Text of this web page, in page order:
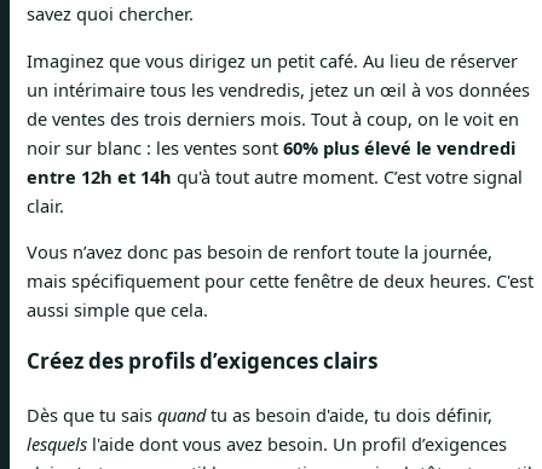
savez quoi chercher.
Imaginez que vous dirigez un petit café. Au lieu de réserver
un intérimaire tous les vendredis, jetez un œil à vos données
de ventes des trois derniers mois. Tout à coup, on le voit en
noir sur blanc : les ventes sont 60% plus élevé le vendredi
entre 12h et 14h qu'à tout autre moment. C’est votre signal
clair.
Vous n’avez donc pas besoin de renfort toute la journée,
mais spécifiquement pour cette fenêtre de deux heures. C'est
aussi simple que cela.
Créez des profils d’exigences clairs
Dès que tu sais quandtu as besoin d'aide, tu dois définir,
lesquels l'aide dont vous avez besoin. Un profil d’exigences